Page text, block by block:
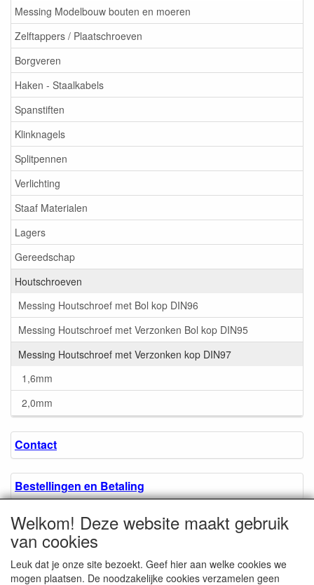
Messing Modelbouw bouten en moeren
Zelftappers / Plaatschroeven
Borgveren
Haken - Staalkabels
Spanstiften
Klinknagels
Splitpennen
Verlichting
Staaf Materialen
Lagers
Gereedschap
Houtschroeven
Messing Houtschroef met Bol kop DIN96
Messing Houtschroef met Verzonken Bol kop DIN95
Messing Houtschroef met Verzonken kop DIN97
1,6mm
2,0mm
Contact
Bestellingen en Betaling
Algemene voorwaarden
Over ons.
Welkom! Deze website maakt gebruik
van cookies
Leuk dat je onze site bezoekt. Geef hier aan welke cookies we
mogen plaatsen. De noodzakelijke cookies verzamelen geen